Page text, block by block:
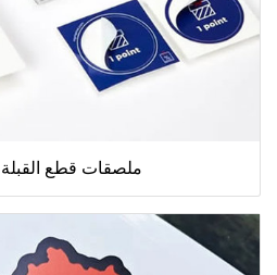
ملصقات قطع